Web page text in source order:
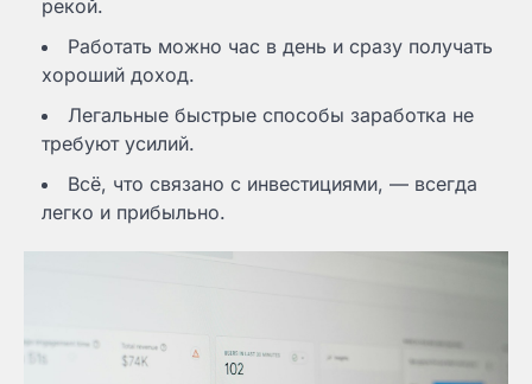
рекой.
Работать можно час в день и сразу получать
хороший доход.
Легальные быстрые способы заработка не
требуют усилий.
Всё, что связано с инвестициями, — всегда
легко и прибыльно.